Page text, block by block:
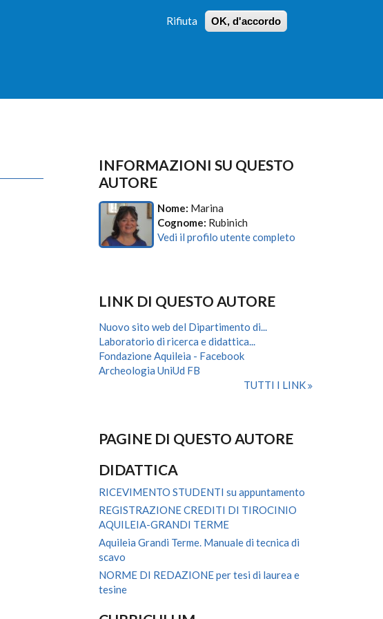
Rifiuta OK, d'accordo
RICERCA
INFORMAZIONI SU QUESTO
AUTORE
Nome: Marina
Cognome: Rubinich
Vedi il profilo utente completo
LINK DI QUESTO AUTORE
Nuovo sito web del Dipartimento di...
Laboratorio di ricerca e didattica...
Fondazione Aquileia - Facebook
Archeologia UniUd FB
TUTTI I LINK
PAGINE DI QUESTO AUTORE
DIDATTICA
RICEVIMENTO STUDENTI su appuntamento
REGISTRAZIONE CREDITI DI TIROCINIO
AQUILEIA-GRANDI TERME
Aquileia Grandi Terme. Manuale di tecnica di
scavo
NORME DI REDAZIONE per tesi di laurea e
tesine